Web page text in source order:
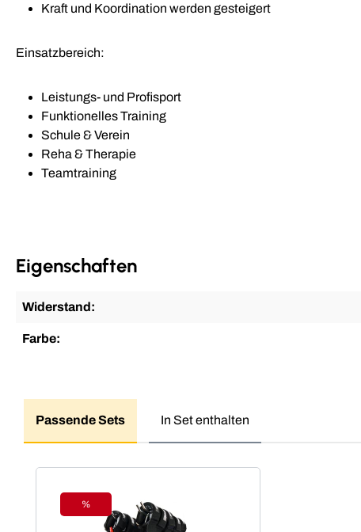
Kraft und Koordination werden gesteigert
Einsatzbereich:
Leistungs- und Profisport
Funktionelles Training
Schule & Verein
Reha & Therapie
Teamtraining
Eigenschaften
Widerstand:
Farbe:
Passende Sets In Set enthalten
Rabatt
%